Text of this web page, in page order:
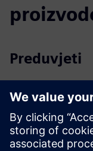
Preduvjeti
7 SP1 i Windows 8)
2 GB RAM-A
40 GB na tvrdom
Za upravljanje